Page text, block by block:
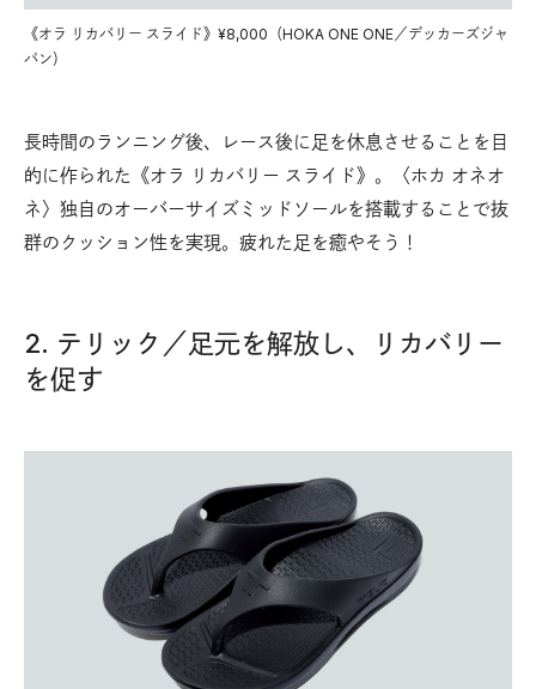
《オラ リカバリー スライド》¥8,000（HOKA ONE ONE／デッカーズジャ
パン）
長時間のランニング後、レース後に足を休息させることを目
的に作られた《オラ リカバリー スライド》。〈ホカ オネオ
ネ〉独自のオーバーサイズミッドソールを搭載することで抜
群のクッション性を実現。疲れた足を癒やそう！
2. テリック／足元を解放し、リカバリー
を促す